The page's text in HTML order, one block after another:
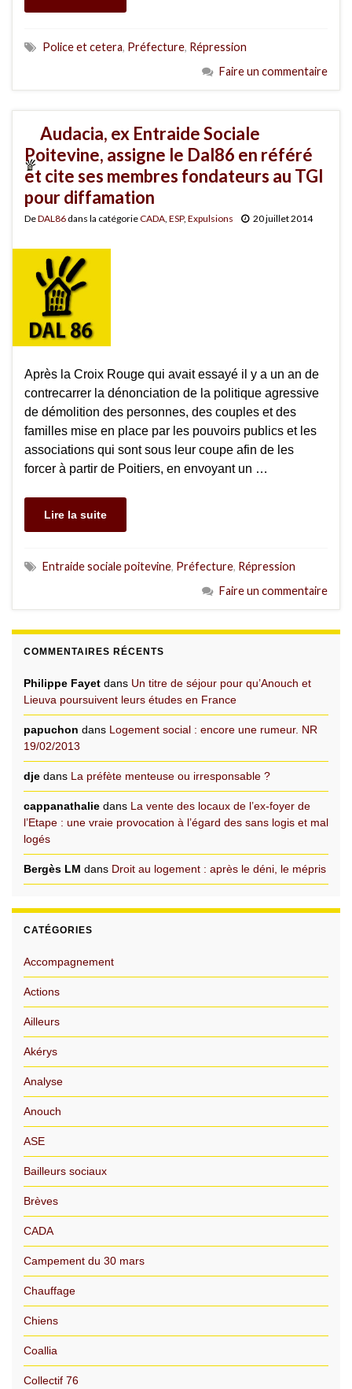
Police et cetera, Préfecture, Répression
Faire un commentaire
Audacia, ex Entraide Sociale
Poitevine, assigne le Dal86 en référé
et cite ses membres fondateurs au TGI
pour diffamation
DeDAL86 dans la catégorieCADA ESP, Expulsions 20 juillet 2014
Après la Croix Rouge qui avait essayé il y a un an de
contrecarrer la dénonciation de la politique agressive
de démolition des personnes, des couples et des
familles mise en place par les pouvoirs publics et les
associations qui sont sous leur coupe afin de les
forcer à partir de Poitiers, en envoyant un …
Lire la suite
Entraide sociale poitevine, Préfecture, Répression
Faire un commentaire
COMMENTAIRES RÉCENTS
Philippe Fayet dans Un titre de séjour pour qu’Anouch et
Lieuva poursuivent leurs études en France
papuchon dans Logement social : encore une rumeur. NR
19/02/2013
dje dans La préfète menteuse ou irresponsable ?
cappanathalie dans La vente des locaux de l’ex-foyer de
l’Etape : une vraie provocation à l’égard des sans logis et mal
logés
Bergès LM dans Droit au logement : après le déni, le mépris
CATÉGORIES
Accompagnement
Actions
Ailleurs
Akérys
Analyse
Anouch
ASE
Bailleurs sociaux
Brèves
CADA
Campement du 30 mars
Chauffage
Chiens
Coallia
Collectif 76